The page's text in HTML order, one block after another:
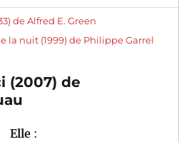
OK
:
de Alfred E. Green
:la nuit (1999) de Philippe Garrel
(2007) de
Elle :